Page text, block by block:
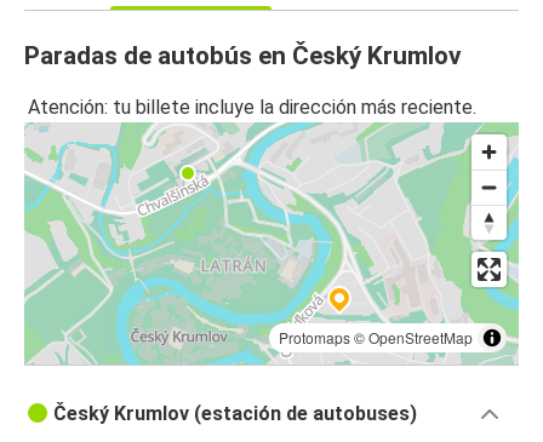
Paradas de autobús en Český Krumlov
Atención: tu billete incluye la dirección más reciente.
Protomaps©OpenStreetMap
Český Krumlov (estación de autobuses)